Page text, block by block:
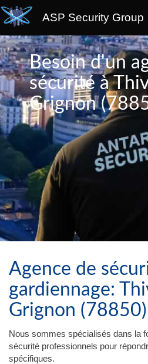
ASP Security Group
Besoin d'un
sécurité à
Grignon
Agence de
gardiennage:
Grignon (78850)
Nous sommes spécialisés dans la
sécurité professionnels pour
spécifiques.